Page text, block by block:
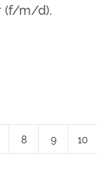
(f/m/d).
8 9 10